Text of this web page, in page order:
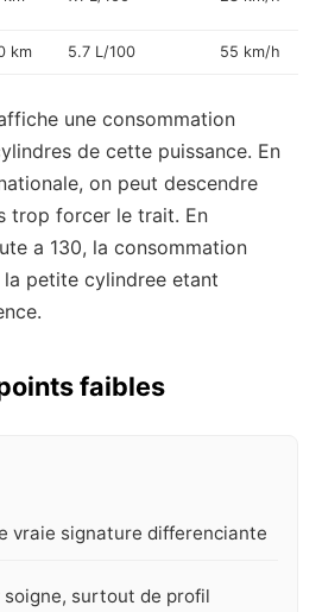
km 5.7 L/100 55 km/h
une consommation
de cette puissance. En
on peut descendre
trop forcer le trait. En
a 130, la consommation
petite cylindree etant
faibles
vraie signature differenciante
surtout de profil